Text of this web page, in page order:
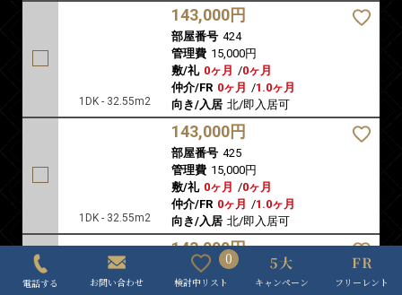
1DK - 32.55m2
143,000円
部屋番号 424
管理費 15,000円
敷/礼 0ヶ月 /0ヶ月
仲介/FR 0ヶ月 /1.0ヶ月
向き/入居 北/即入居可
1DK - 32.55m2
143,000円
部屋番号 425
管理費 15,000円
敷/礼 0ヶ月 /0ヶ月
仲介/FR 0ヶ月 /1.0ヶ月
向き/入居 北/即入居可
143,000円
部屋番号
426
管理費 15,000円
電話する お問い合わせ
0
検討中リスト キャンペーン フリーレント